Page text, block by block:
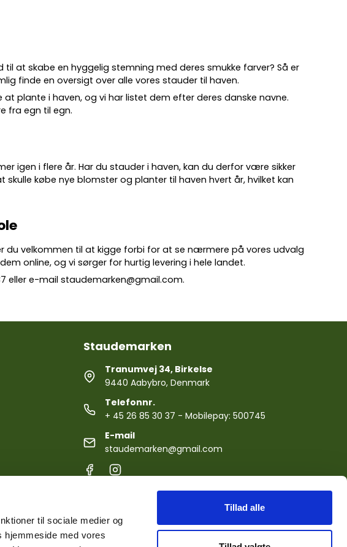
til sociale medier og
hjemmeside med vores
Tillad alle
at skabe en hyggelig stemning med deres smukke farver? Så er
finde en oversigt over alle vores stauder til haven.
at plante i haven, og vi har listet dem efter deres danske navne.
fra egn til egn.
igen i flere år. Har du stauder i haven, kan du derfor være sikker
købe nye blomster og planter til haven hvert år, hvilket kan
du velkommen til at kigge forbi for at se nærmere på vores udvalg
online, og vi sørger for hurtig levering i hele landet.
eller e-mailstaudemarken@gmail.com.
Staudemarken
Tranumvej 34, Birkelse
9440 Aabybro, Denmark
Telefonnr.
+ 45 26 85 30 37 - Mobilepay: 500745
E-mail
staudemarken@gmail.com